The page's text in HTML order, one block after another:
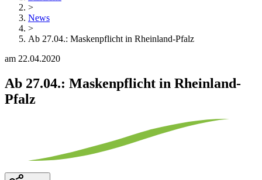
>
News
>
Ab 27.04.: Maskenpflicht in Rheinland-Pfalz
am 22.04.2020
Ab 27.04.: Maskenpflicht in Rheinland-
Pfalz